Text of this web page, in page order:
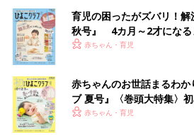
育児の困ったがズバリ！
秋号』 4カ月～2才になる
いっぱい！
赤ちゃん・育児
赤ちゃんのお世話まるわ
ブ 夏号』〈巻頭大特集〉
く！ おっぱい・ミルクの
赤ちゃん・育児